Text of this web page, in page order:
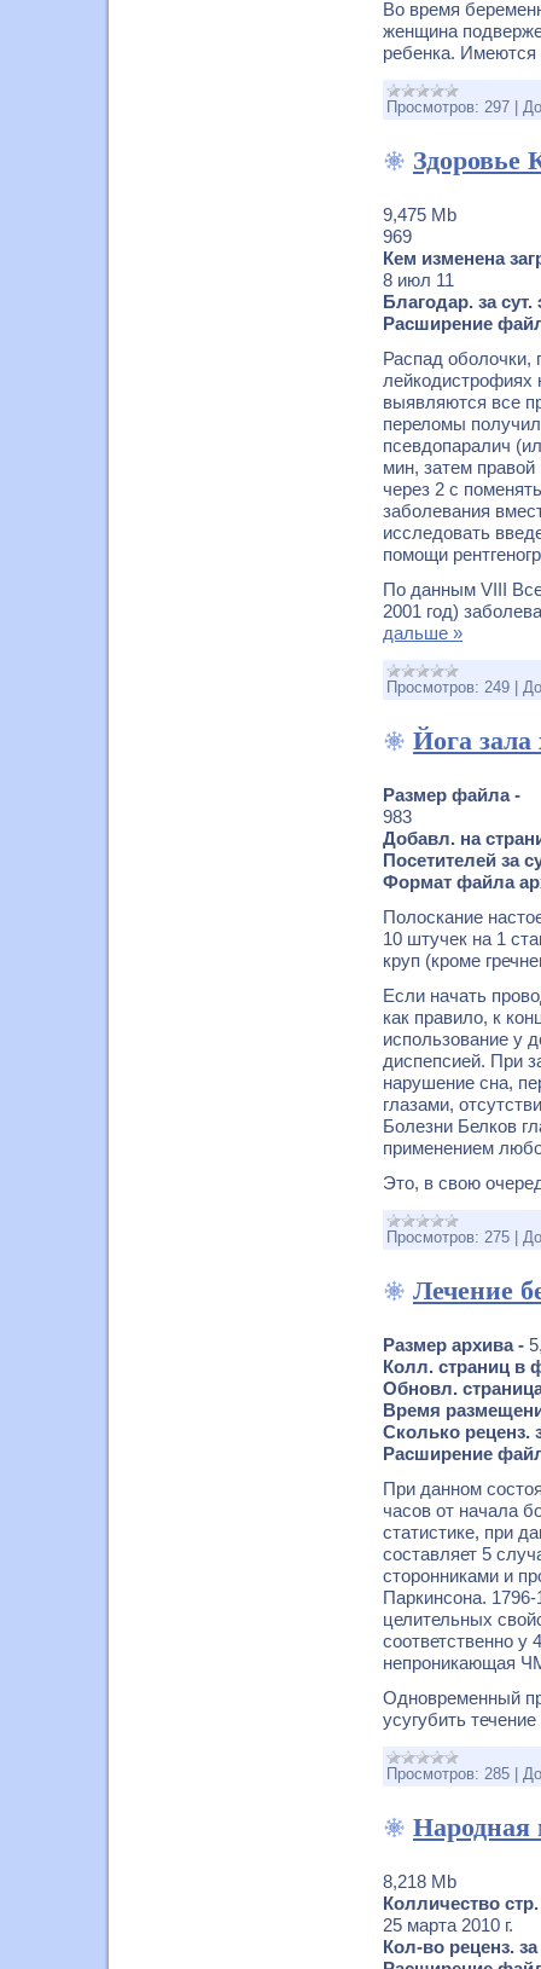
Во время
женщина
ребенка.
Просмотров: 297
Здоровье
9,475 Mb
969
Кем изменена
8 июл 11
Благодар. за
Расширение
Распад оболочки,
лейкодистрофиях
выявляются все
переломы
псевдопаралич
мин, затем правой
через 2 с
заболевания
исследовать
помощи
По данным VIII
2001 год)
дальше »
Просмотров: 249
Йога зала
Размер файла -
983
Добавл. на
Посетителей за
Формат файла
Полоскание
10 штучек на 1
круп (кроме
Если начать
как правило, к
использование у
диспепсией. При
нарушение сна,
глазами,
Болезни Белков
применением
Это, в свою
Просмотров: 275
Лечение
Размер архива -
Колл. страниц в
Обновл.
Время
Сколько реценз.
Расширение
При данном
часов от начала
статистике, при
составляет 5
сторонниками и
Паркинсона.
целительных
соответственно у
непроникающая
Одновременный
усугубить
Просмотров: 285
Народная
8,218 Mb
Колличество
25 марта 2010 г.
Кол-во реценз.